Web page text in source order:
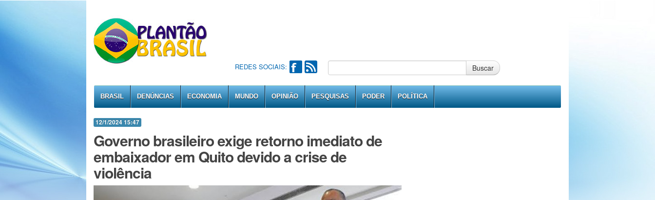
REDES SOCIAIS: Buscar
BRASIL DENÚNCIAS ECONOMIA MUNDO OPINIÃO PESQUISAS PODER POLÍTICA
12/1/2024 15:47
Governo brasileiro exige retorno imediato de
embaixador em Quito devido a crise de
violência